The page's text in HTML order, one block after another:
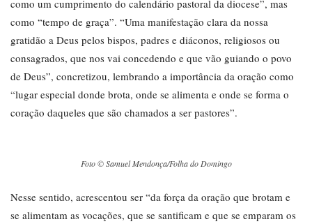
como um cumprimento do calendário pastoral da diocese”, mas
como “tempo de graça”. “Uma manifestação clara da nossa
gratidão a Deus pelos bispos, padres e diáconos, religiosos ou
consagrados, que nos vai concedendo e que vão guiando o povo
de Deus”, concretizou, lembrando a importância da oração como
“lugar especial donde brota, onde se alimenta e onde se forma o
coração daqueles que são chamados a ser pastores”.
Foto © Samuel Mendonça/Folha do Domingo
Nesse sentido, acrescentou ser “da força da oração que brotam e
se alimentam as vocações, que se santificam e que se emparam os